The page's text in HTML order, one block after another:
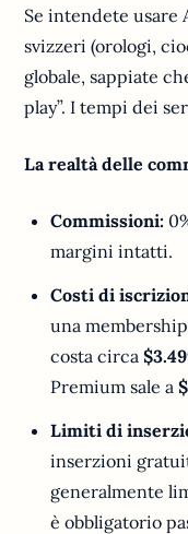
Se intendete usare
svizzeri (orologi,
globale, sappiate
play”. I tempi dei
La realtà delle
Commissioni:
margini intatti.
Costi di
una
costa circa
Premium sale a
Limiti di
inserzioni
generalmente
è obbligatorio